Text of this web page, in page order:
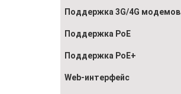
Поддержка 3G/4G модемов
Поддержка PoE
Поддержка PoE+
Web-интерфейс